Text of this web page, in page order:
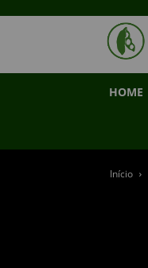
HOME
Início